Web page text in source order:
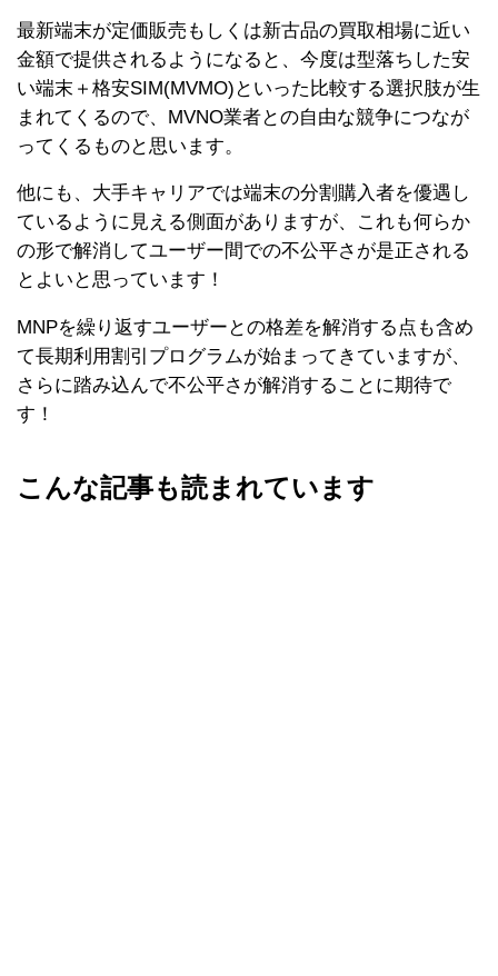
最新端末が定価販売もしくは新古品の買取相場に近い
金額で提供されるようになると、今度は型落ちした安
い端末＋格安SIM(MVMO)といった比較する選択肢が生
まれてくるので、MVNO業者との自由な競争につなが
ってくるものと思います。
他にも、大手キャリアでは端末の分割購入者を優遇し
ているように見える側面がありますが、これも何らか
の形で解消してユーザー間での不公平さが是正される
とよいと思っています！
MNPを繰り返すユーザーとの格差を解消する点も含め
て長期利用割引プログラムが始まってきていますが、
さらに踏み込んで不公平さが解消することに期待で
す！
こんな記事も読まれています